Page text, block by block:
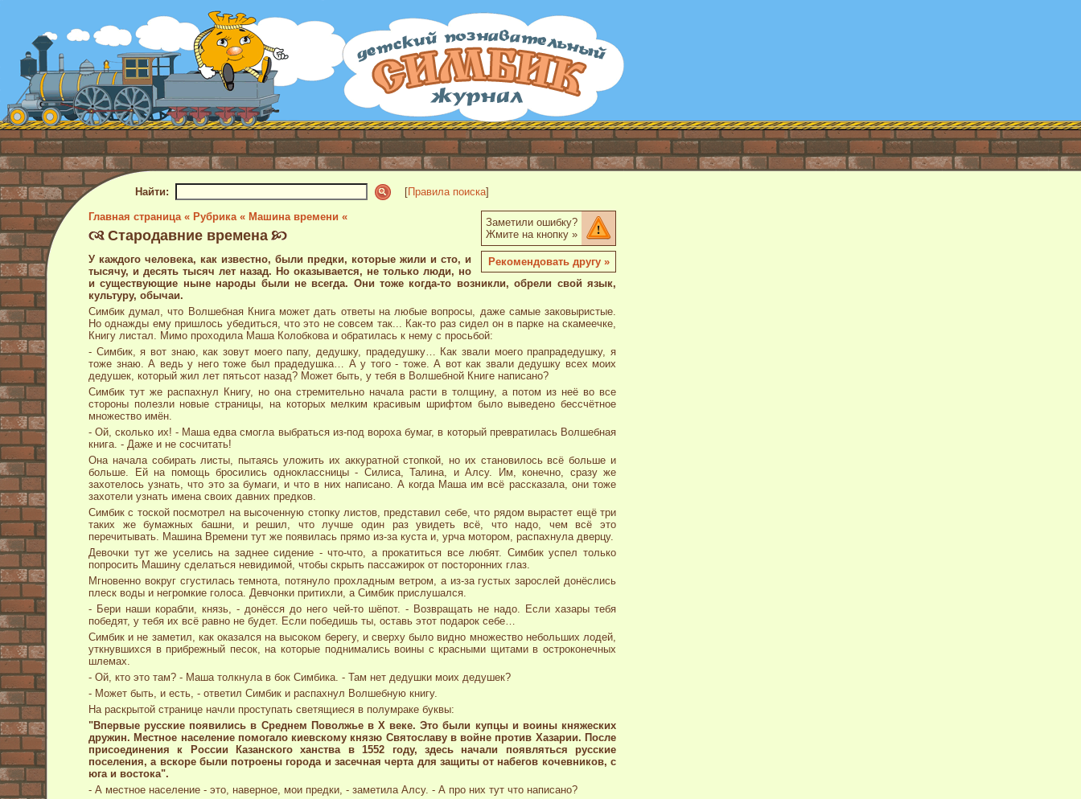
Найти: [Правила поиска]
Заметили ошибку?
Жмите на кнопку »
Рекомендовать другу »
Главная страница « Рубрика « Машина времени «
Стародавние времена
У каждого человека, как известно, были предки, которые жили и сто, и
тысячу, и десять тысяч лет назад. Но оказывается, не только люди, но
и существующие ныне народы были не всегда. Они тоже когда-то возникли, обрели свой язык,
культуру, обычаи.
Симбик думал, что Волшебная Книга может дать ответы на любые вопросы, даже самые заковыристые.
Но однажды ему пришлось убедиться, что это не совсем так... Как-то раз сидел он в парке на скамеечке,
Книгу листал. Мимо проходила Маша Колобкова и обратилась к нему с просьбой:
- Симбик, я вот знаю, как зовут моего папу, дедушку, прадедушку… Как звали моего прапрадедушку, я
тоже знаю. А ведь у него тоже был прадедушка… А у того - тоже. А вот как звали дедушку всех моих
дедушек, который жил лет пятьсот назад? Может быть, у тебя в Волшебной Книге написано?
Симбик тут же распахнул Книгу, но она стремительно начала расти в толщину, а потом из неё во все
стороны полезли новые страницы, на которых мелким красивым шрифтом было выведено бессчётное
множество имён.
- Ой, сколько их! - Маша едва смогла выбраться из-под вороха бумаг, в который превратилась Волшебная
книга. - Даже и не сосчитать!
Она начала собирать листы, пытаясь уложить их аккуратной стопкой, но их становилось всё больше и
больше. Ей на помощь бросились одноклассницы - Силиса, Талина, и Алсу. Им, конечно, сразу же
захотелось узнать, что это за бумаги, и что в них написано. А когда Маша им всё рассказала, они тоже
захотели узнать имена своих давних предков.
Симбик с тоской посмотрел на высоченную стопку листов, представил себе, что рядом вырастет ещё три
таких же бумажных башни, и решил, что лучше один раз увидеть всё, что надо, чем всё это
перечитывать. Машина Времени тут же появилась прямо из-за куста и, урча мотором, распахнула дверцу.
Девочки тут же уселись на заднее сидение - что-что, а прокатиться все любят. Симбик успел только
попросить Машину сделаться невидимой, чтобы скрыть пассажирок от посторонних глаз.
Мгновенно вокруг сгустилась темнота, потянуло прохладным ветром, а из-за густых зарослей донёслись
плеск воды и негромкие голоса. Девчонки притихли, а Симбик прислушался.
- Бери наши корабли, князь, - донёсся до него чей-то шёпот. - Возвращать не надо. Если хазары тебя
победят, у тебя их всё равно не будет. Если победишь ты, оставь этот подарок себе…
Симбик и не заметил, как оказался на высоком берегу, и сверху было видно множество небольших лодей,
уткнувшихся в прибрежный песок, на которые поднимались воины с красными щитами в остроконечных
шлемах.
- Ой, кто это там? - Маша толкнула в бок Симбика. - Там нет дедушки моих дедушек?
- Может быть, и есть, - ответил Симбик и распахнул Волшебную книгу.
На раскрытой странице начли проступать светящиеся в полумраке буквы:
"Впервые русские появились в Среднем Поволжье в X веке. Это были купцы и воины княжеских
дружин. Местное население помогало киевскому князю Святославу в войне против Хазарии. После
присоединения к России Казанского ханства в 1552 году, здесь начали появляться русские
поселения, а вскоре были потроены города и засечная черта для защиты от набегов кочевников, с
юга и востока".
- А местное население - это, наверное, мои предки, - заметила Алсу. - А про них тут что написано?